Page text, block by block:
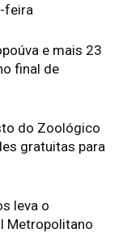
feira
e mais 23
final de
do Zoológico
gratuitas para
leva o
Metropolitano